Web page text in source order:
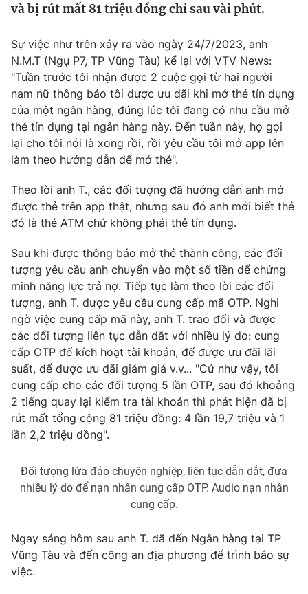
Tin tức
Câu chuyện quốc tế
Kinh tế
Tài chính
Thị trường
Góc doanh nghiệp
Dữ liệu và đời sống
Truyền hình
Phim VTV
Hậu trường
Nhân vật
Khán giả
Giải trí
Điện ảnh
Âm nhạc
Sao
Du lịch
Chất lượng cuộc sống
Giáo dục
Tuyển sinh
Học trực tuyến
Công nghệ
Hitech Công nghệ tương lai
Sản phẩm
Thị trường
Tư vấn
Giao lưu trực tuyến
Lịch phát sóng
Chuyên mục khác
Emagazine Podcast
Video Shorts video
VTV Money VTV Thể thao
VTV Sức khoẻ
và bị rút mất 81 triệu đồng chỉ sau vài phút.
Sự việc như trên xảy ra vào ngày 24/7/2023, anh
N.M.T (Ngụ P7, TP Vũng Tàu) kể lại với VTV News:
"Tuần trước tôi nhận được 2 cuộc gọi từ hai người
nam nữ thông báo tôi được ưu đãi khi mở thẻ tín dụng
của một ngân hàng, đúng lúc tôi đang có nhu cầu mở
thẻ tín dụng tại ngân hàng này. Đến tuần này, họ gọi
lại cho tôi nói là xong rồi, rồi yêu cầu tôi mở app lên
làm theo hướng dẫn để mở thẻ".
Theo lời anh T., các đối tượng đã hướng dẫn anh mở
được thẻ trên app thật, nhưng sau đó anh mới biết thẻ
đó là thẻ ATM chứ không phải thẻ tín dụng.
Sau khi được thông báo mở thẻ thành công, các đối
tượng yêu cầu anh chuyển vào một số tiền để chứng
minh năng lực trả nợ. Tiếp tục làm theo lời các đối
tượng, anh T. được yêu cầu cung cấp mã OTP. Nghi
ngờ việc cung cấp mã này, anh T. trao đổi và được
các đối tượng liên tục dẫn dắt với nhiều lý do: cung
cấp OTP để kích hoạt tài khoản, để được ưu đãi lãi
suất, để được ưu đãi giảm giá v.v... "Cứ như vậy, tôi
cung cấp cho các đối tượng 5 lần OTP, sau đó khoảng
2 tiếng quay lại kiểm tra tài khoản thì phát hiện đã bị
rút mất tổng cộng 81 triệu đồng: 4 lần 19,7 triệu và 1
lần 2,2 triệu đồng".
Đối tượng lừa đảo chuyên nghiệp, liên tục dẫn dắt, đưa
nhiều lý do để nạn nhân cung cấp OTP. Audio nạn nhân
cung cấp.
Ngay sáng hôm sau anh T. đã đến Ngân hàng tại TP
Vũng Tàu và đến công an địa phương để trình báo sự
việc.